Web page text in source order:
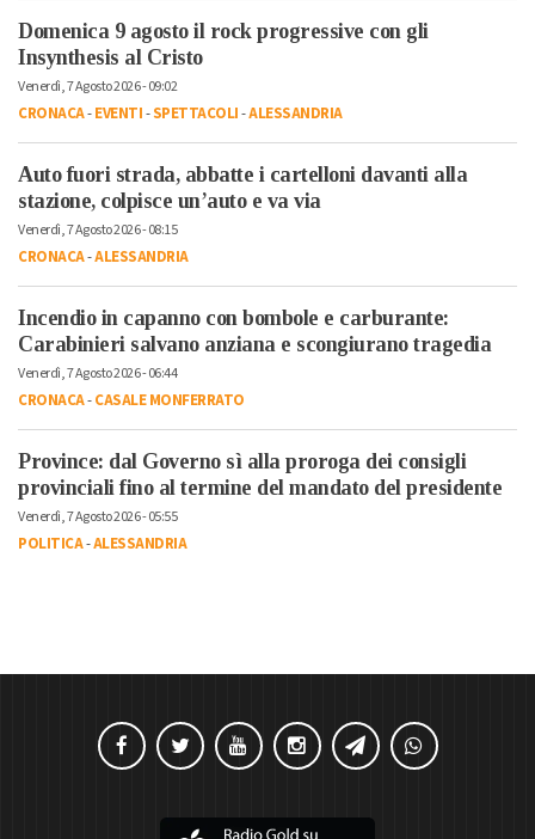
Domenica 9 agosto il rock progressive con gli
Insynthesis al Cristo
Venerdì, 7 Agosto 2026 - 09:02
CRONACA-EVENTI-SPETTACOLI-ALESSANDRIA
Auto fuori strada, abbatte i cartelloni davanti alla
stazione, colpisce un’auto e va via
Venerdì, 7 Agosto 2026 - 08:15
CRONACA-ALESSANDRIA
Incendio in capanno con bombole e carburante:
Carabinieri salvano anziana e scongiurano tragedia
Venerdì, 7 Agosto 2026 - 06:44
CRONACA-CASALE MONFERRATO
Province: dal Governo sì alla proroga dei consigli
provinciali fino al termine del mandato del presidente
Venerdì, 7 Agosto 2026 - 05:55
POLITICA-ALESSANDRIA